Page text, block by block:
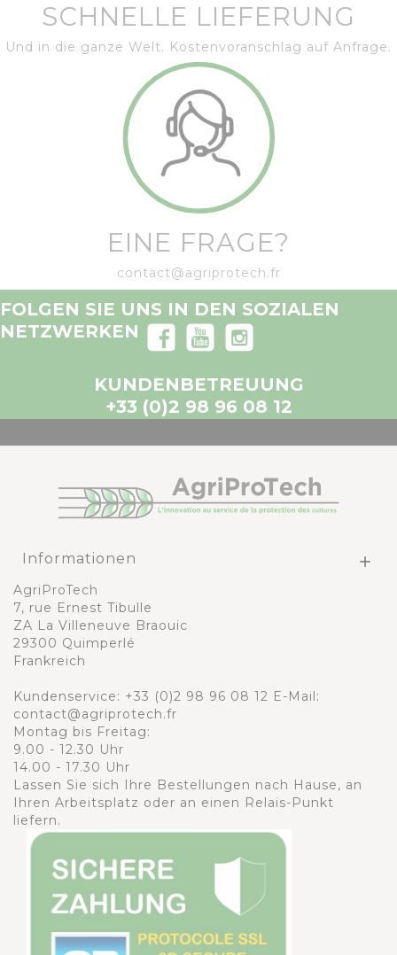
SCHNELLE LIEFERUNG
Und in die ganze Welt. Kostenvoranschlag auf Anfrage.
EINE FRAGE?
contact@agriprotech.fr
FOLGEN SIE UNS IN DEN SOZIALEN
NETZWERKEN
KUNDENBETREUUNG
+33 (0)2 98 96 08 12
Informationen 
AgriProTech
7, rue Ernest Tibulle
ZA La Villeneuve Braouic
29300 Quimperlé
Frankreich
Kundenservice: +33 (0)2 98 96 08 12 E-Mail:
contact@agriprotech.fr
Montag bis Freitag:
9.00 - 12.30 Uhr
14.00 - 17.30 Uhr
Lassen Sie sich Ihre Bestellungen nach Hause, an
Ihren Arbeitsplatz oder an einen Relais-Punkt
liefern.